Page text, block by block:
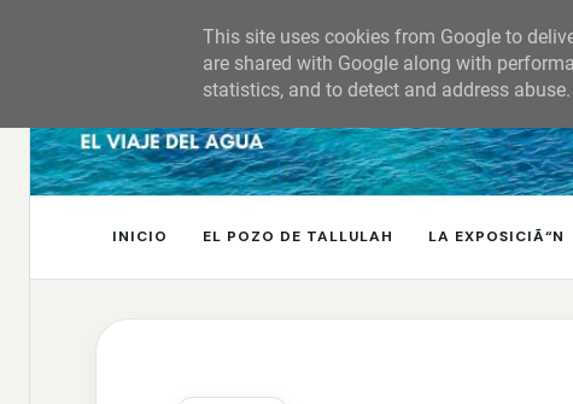
INICIO EL POZO DE TALLULAH LA EXPOSICIÃ“N
This site uses cookies from Google to
are shared with Google along with
statistics, and to detect and address abuse.